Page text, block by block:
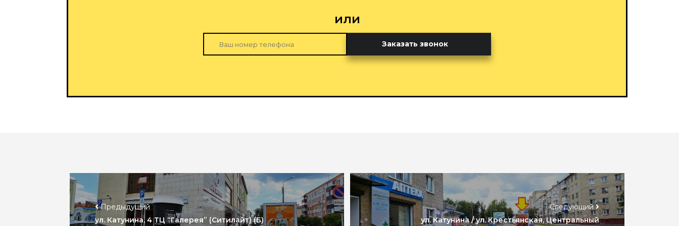
или
Заказать звонок
Предыдущий
ул. Катунина, 4 ТЦ “Галерея” (Ситилайт) (Б)
Следующий
ул. Катунина / ул. Крестьянская, Центральный